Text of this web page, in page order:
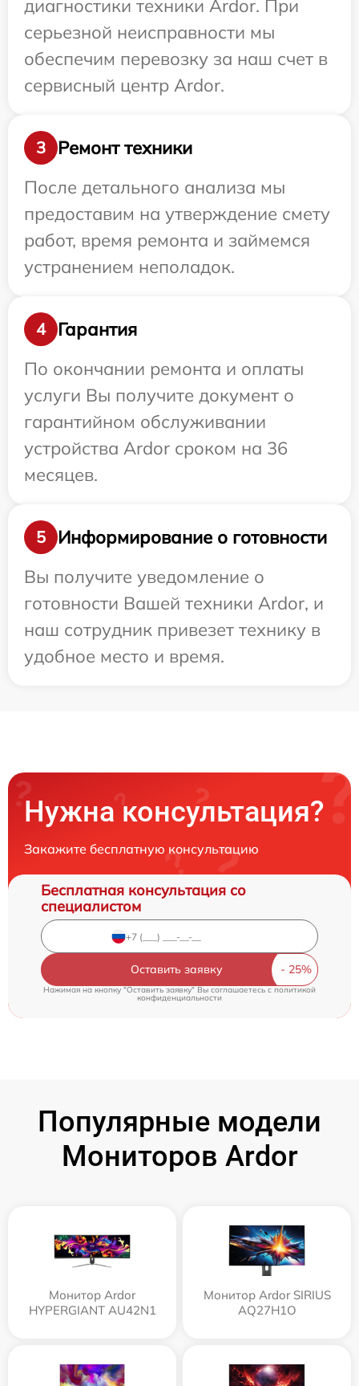
диагностики техники Ardor. При
серьезной неисправности мы
обеспечим перевозку за наш счет в
сервисный центр Ardor.
3
Ремонт техники
После детального анализа мы
предоставим на утверждение смету
работ, время ремонта и займемся
устранением неполадок.
4
Гарантия
По окончании ремонта и оплаты
услуги Вы получите документ о
гарантийном обслуживании
устройства Ardor сроком на 36
месяцев.
5
Информирование о готовности
Вы получите уведомление о
готовности Вашей техники Ardor, и
наш сотрудник привезет технику в
удобное место и время.
Нужна консультация?
Закажите бесплатную консультацию
Бесплатная консультация со
специалистом
Оставить заявку
Нажимая на кнопку "Оставить заявку" Вы соглашаетесь c политикой
конфиденциальности
Популярные модели
Мониторов Ardor
Монитор Ardor
HYPERGIANT AU42N1
Монитор Ardor SIRIUS
AQ27H1O